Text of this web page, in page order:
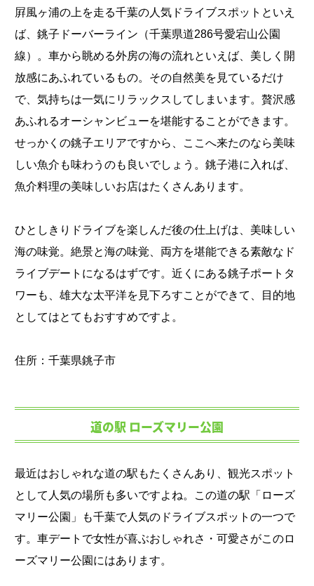
屛風ヶ浦の上を走る千葉の人気ドライブスポットといえ
ば、銚子ドーバーライン（千葉県道286号愛宕山公園
線）。車から眺める外房の海の流れといえば、美しく開
放感にあふれているもの。その自然美を見ているだけ
で、気持ちは一気にリラックスしてしまいます。贅沢感
あふれるオーシャンビューを堪能することができます。
せっかくの銚子エリアですから、ここへ来たのなら美味
しい魚介も味わうのも良いでしょう。銚子港に入れば、
魚介料理の美味しいお店はたくさんあります。
ひとしきりドライブを楽しんだ後の仕上げは、美味しい
海の味覚。絶景と海の味覚、両方を堪能できる素敵なド
ライブデートになるはずです。近くにある銚子ポートタ
ワーも、雄大な太平洋を見下ろすことができて、目的地
としてはとてもおすすめですよ。
住所：千葉県銚子市
道の駅 ローズマリー公園
最近はおしゃれな道の駅もたくさんあり、観光スポット
として人気の場所も多いですよね。この道の駅「ローズ
マリー公園」も千葉で人気のドライブスポットの一つで
す。車デートで女性が喜ぶおしゃれさ・可愛さがこのロ
ーズマリー公園にはあります。